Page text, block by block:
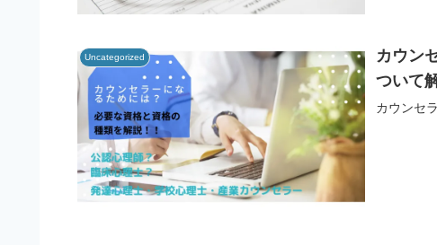
Uncategorized
カウン
ついて
カウンセ